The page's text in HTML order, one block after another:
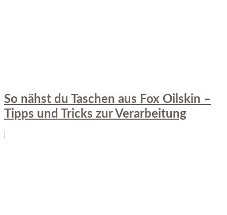
So nähst du Taschen aus Fox Oilskin –
Tipps und Tricks zur Verarbeitung